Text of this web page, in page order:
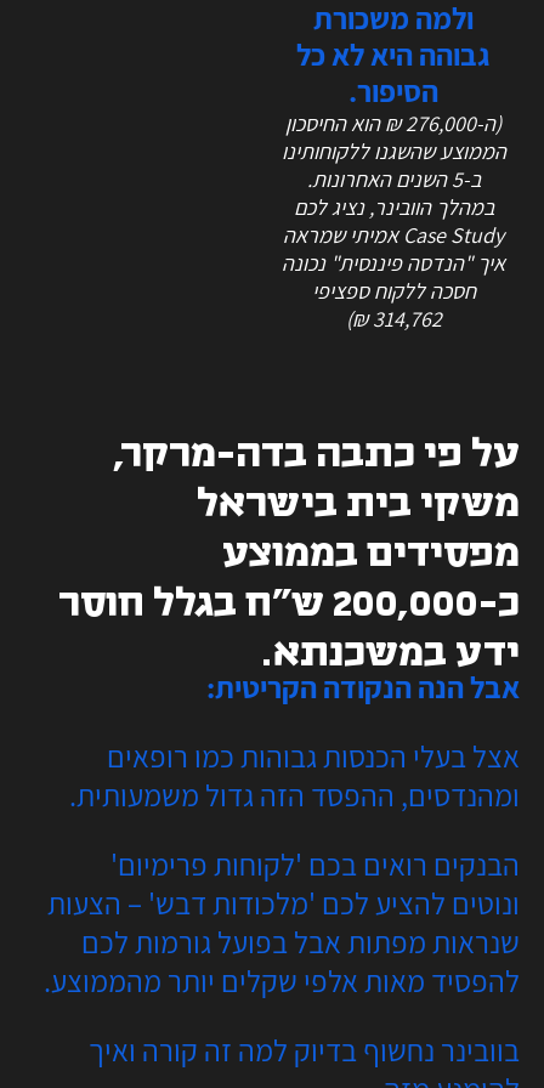
ולמה משכורת
גבוהה היא לא כל
הסיפור.
(ה-276,000 ₪ הוא החיסכון
הממוצע שהשגנו ללקוחותינו
ב-5 השנים האחרונות.
במהלך הוובינר, נציג לכם
Case Study אמיתי שמראה
איך "הנדסה פיננסית" נכונה
חסכה ללקוח ספציפי
314,762 ₪)
על פי כתבה בדה-מרקר,
משקי בית בישראל
מפסידים בממוצע
כ-200,000 ש"ח בגלל חוסר
ידע במשכנתא.
אבל הנה הנקודה הקריטית:
אצל בעלי הכנסות גבוהות כמו רופאים
ומהנדסים, ההפסד הזה גדול משמעותית.
הבנקים רואים בכם 'לקוחות פרימיום'
ונוטים להציע לכם 'מלכודות דבש' – הצעות
שנראות מפתות אבל בפועל גורמות לכם
להפסיד מאות אלפי שקלים יותר מהממוצע.
בוובינר נחשוף בדיוק למה זה קורה ואיך